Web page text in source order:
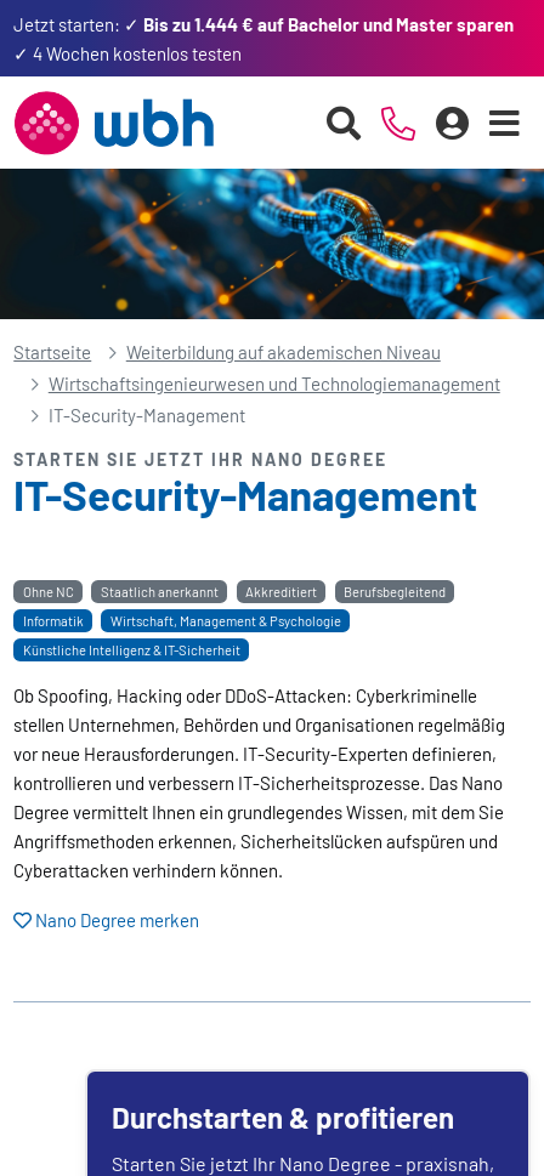
Jetzt starten: ✓ Bis zu 1.444 € auf Bachelor und Master sparen
✓ 4 Wochen kostenlos testen
Startseite
Weiterbildung auf akademischen Niveau
Wirtschafts­ingenieurwesen und Technologie­management
IT-Security-Management
STARTEN SIE JETZT IHR NANO DEGREE
IT-Security-Management
Ohne NC Staatlich anerkannt Akkreditiert
Berufsbegleitend
Informatik
Wirtschaft, Management & Psychologie
Künstliche Intelligenz & IT-Sicherheit
Ob Spoofing, Hacking oder DDoS-Attacken: Cyberkriminelle
stellen Unternehmen, Behörden und Organisationen regelmäßig
vor neue Herausforderungen. IT-Security-Experten definieren,
kontrollieren und verbessern IT-Sicherheitsprozesse. Das Nano
Degree vermittelt Ihnen ein grundlegendes Wissen, mit dem Sie
Angriffsmethoden erkennen, Sicherheitslücken aufspüren und
Cyberattacken verhindern können.
Nano Degree merken
Durchstarten & profitieren
Starten Sie jetzt Ihr Nano Degree - praxisnah,